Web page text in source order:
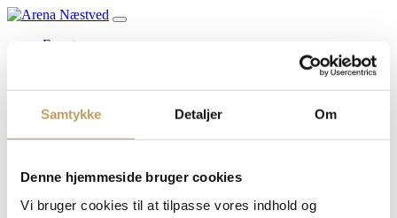
Samtykke Detaljer Om
Denne hjemmeside bruger cookies
Vi bruger cookies til at tilpasse vores indhold og
Events
TIlmeld nyhedsbrev
Book en bane
Foreninger
Arena Næstved bestyrelse
Partnere
Erhvervspartnere
Næstved Kommune